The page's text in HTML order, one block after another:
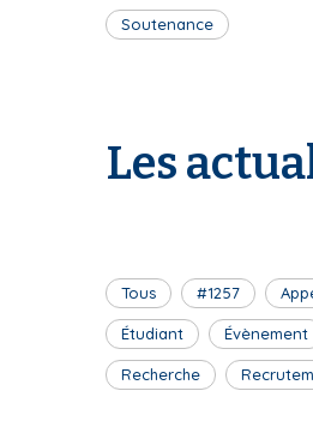
Soutenance
Les
Tous #1257
Étudiant Évènement
Recherche